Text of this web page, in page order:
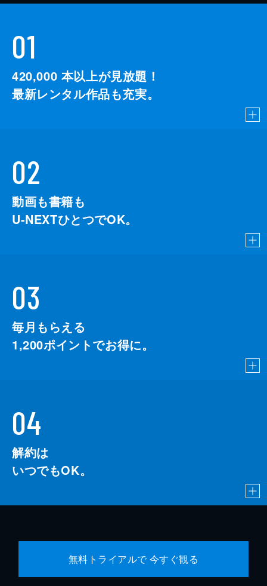
01
420,000 本以上が見放題！
最新レンタル作品も充実。
02
動画も書籍も
U-NEXTひとつでOK。
03
毎月もらえる
1,200ポイントでお得に。
04
解約は
いつでもOK。
無料トライアルで 今すぐ観る